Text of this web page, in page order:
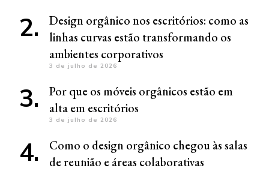
Design orgânico nos escritórios: como as
linhas curvas estão transformando os
ambientes corporativos
3 de julho de 2026
Por que os móveis orgânicos estão em
alta em escritórios
3 de julho de 2026
Como o design orgânico chegou às salas
de reunião e áreas colaborativas